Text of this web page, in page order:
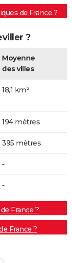
de France ?
?
Moyenne
des villes
18,1 km²
194 mètres
395 mètres
-
-
France ?
France ?